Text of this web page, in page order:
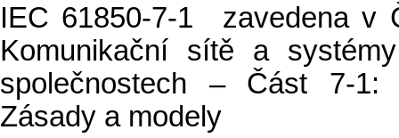
IEC 61850-7-1 zavedena v
Komunikační sítě a
společnostech – Část 7-1:
Zásady a modely